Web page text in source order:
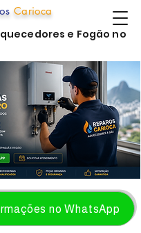
no WhatsApp
Carioca
e Fogão no